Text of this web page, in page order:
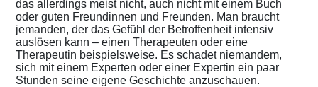
das allerdings meist nicht, auch nicht mit einem Buch
oder guten Freundinnen und Freunden. Man braucht
jemanden, der das Gefühl der Betroffenheit intensiv
auslösen kann – einen Therapeuten oder eine
Therapeutin beispielsweise. Es schadet niemandem,
sich mit einem Experten oder einer Expertin ein paar
Stunden seine eigene Geschichte anzuschauen.